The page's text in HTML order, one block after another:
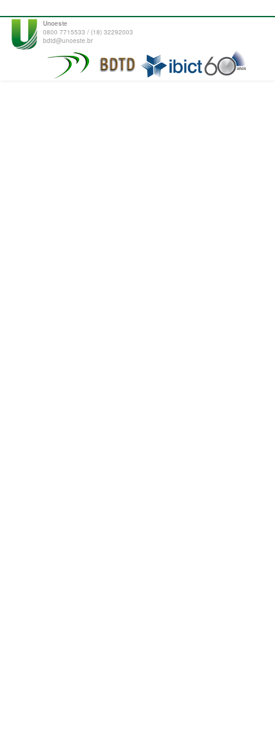
Unoeste
0800 7715533 / (18) 32292003
bdtd@unoeste.br